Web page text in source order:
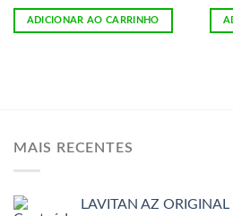
ADICIONAR AO CARRINHO
MAIS RECENTES
LAVITAN AZ ORIGINAL